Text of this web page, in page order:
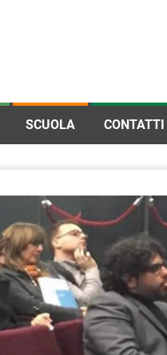
SCUOLA CONTATTI